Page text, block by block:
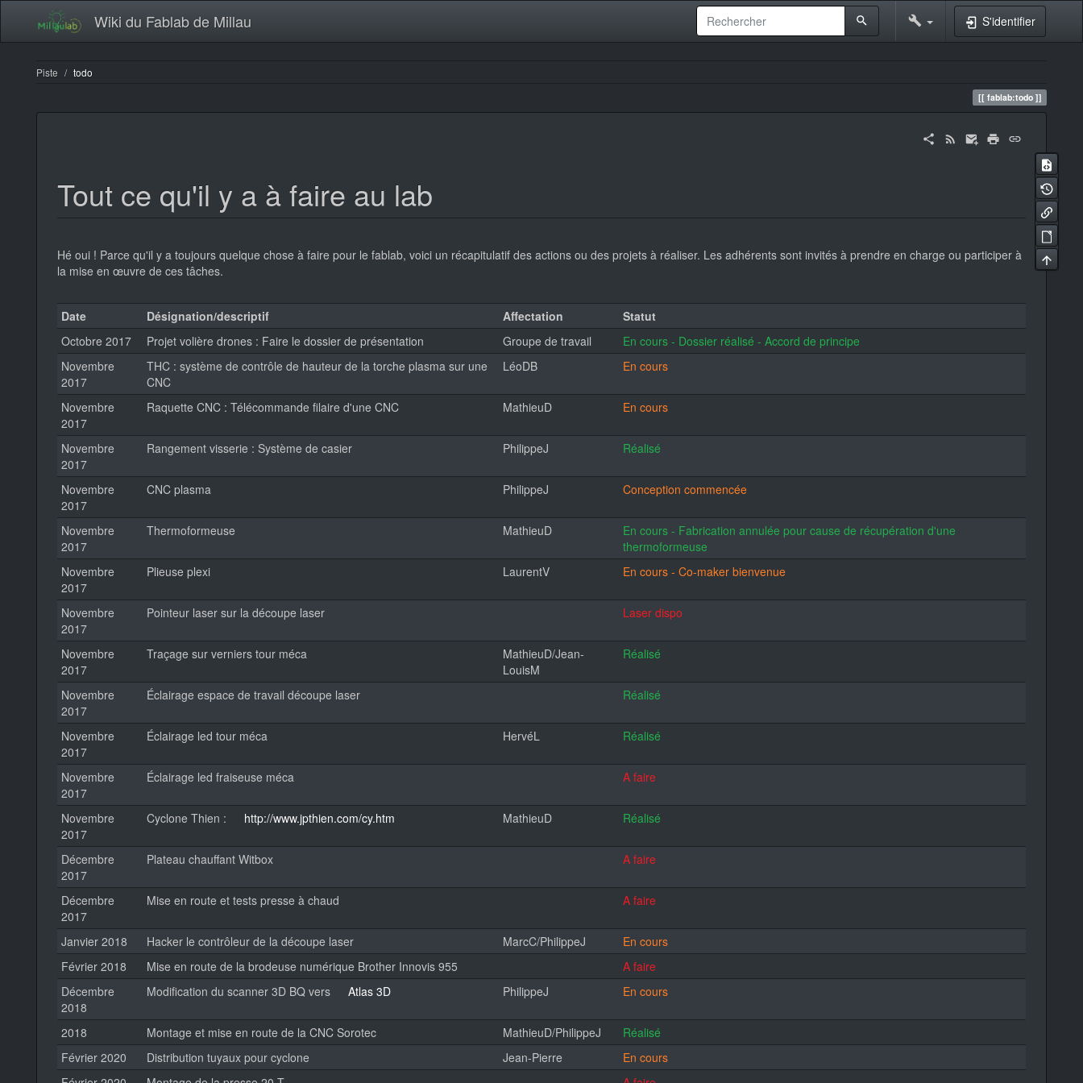
Wiki du Fablab de Millau S'identifier
Piste todo
fablab:todo
Tout ce qu'il y a à faire au lab
Hé oui ! Parce qu'il y a toujours quelque chose à faire pour le fablab, voici un récapitulatif des actions ou des projets à réaliser. Les adhérents sont invités à prendre en charge ou participer à
la mise en œuvre de ces tâches.
Date Désignation/descriptif Affectation
Statut
Octobre 2017
Projet volière drones : Faire le dossier de présentation Groupe de travail
En cours - Dossier réalisé - Accord de principe
Novembre
2017
THC : système de contrôle de hauteur de la torche plasma sur une
CNC
LéoDB En cours
Novembre
2017
Raquette CNC : Télécommande filaire d'une CNC MathieuD En cours
Novembre
2017
Rangement visserie : Système de casier PhilippeJ Réalisé
Novembre
2017
CNC plasma PhilippeJ Conception commencée
Novembre
2017
Thermoformeuse MathieuD
En cours - Fabrication annulée pour cause de récupération d'une
thermoformeuse
Novembre
2017
Plieuse plexi LaurentV En cours - Co-maker bienvenue
Novembre
2017
Pointeur laser sur la découpe laser Laser dispo
Novembre
2017
Traçage sur verniers tour méca
MathieuD/Jean-
LouisM
Réalisé
Novembre
2017
Éclairage espace de travail découpe laser Réalisé
Novembre
2017
Éclairage led tour méca HervéL Réalisé
Novembre
2017
Éclairage led fraiseuse méca A faire
Novembre
2017
Cyclone Thien : http://www.jpthien.com/cy.htm MathieuD Réalisé
Décembre
2017
Plateau chauffant Witbox A faire
Décembre
2017
Mise en route et tests presse à chaud A faire
Janvier 2018 Hacker le contrôleur de la découpe laser MarcC/PhilippeJ
En cours
Février 2018
Mise en route de la brodeuse numérique Brother Innovis 955
A faire
Décembre
2018
Modification du scanner 3D BQ vers Atlas 3D PhilippeJ En cours
2018 Montage et mise en route de la CNC Sorotec MathieuD/PhilippeJ
Réalisé
Février 2020
Distribution tuyaux pour cyclone Jean-Pierre
En cours